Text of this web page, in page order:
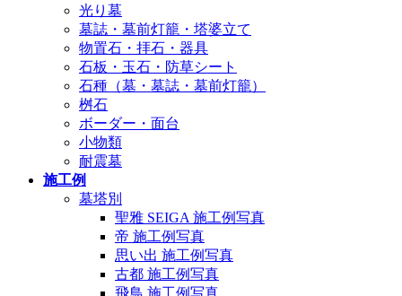
光り墓
墓誌・墓前灯籠・塔婆立て
物置石・拝石・器具
石板・玉石・防草シート
石種（墓・墓誌・墓前灯籠）
桝石
ボーダー・面台
小物類
耐震墓
施工例
墓塔別
聖雅 SEIGA 施工例写真
帝 施工例写真
思い出 施工例写真
古都 施工例写真
飛鳥 施工例写真